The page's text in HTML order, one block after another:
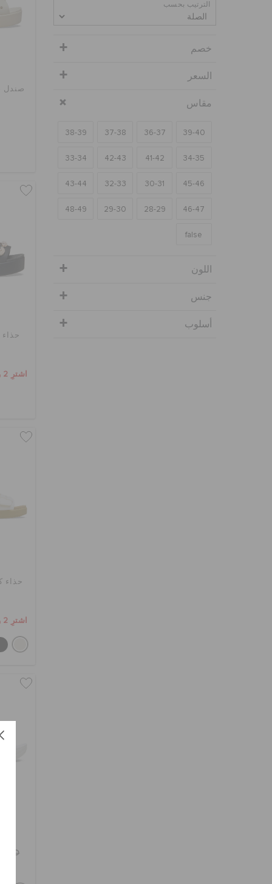
الترتيب بحسب
خصم
السعر
مقاس
39-40
36-37
37-38
38-39
34-35
41-42
42-43
33-34
45-46
30-31
32-33
43-44
46-47
28-29
29-30
48-49
false
اللون
جنس
أسلوب
صندل
حذاء
اشترِ 2 واحصل على 25% خصم
حذاء
اشترِ 2 واحصل على 25% خصم
BHD